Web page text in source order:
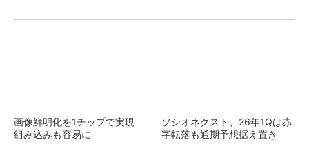
画像鮮明化を1チップで実現
組み込みも容易に
ソシオネクスト、26年1Qは赤
字転落も通期予想据え置き